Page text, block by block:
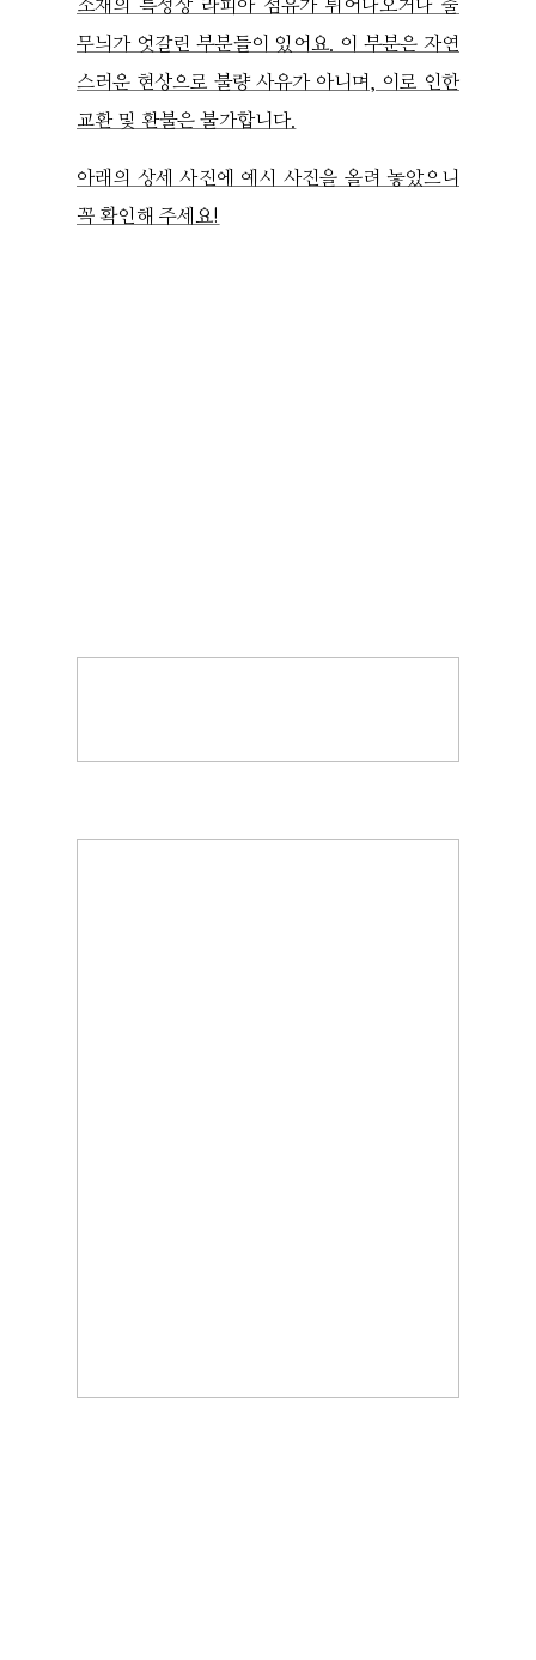
소재의 특성상 라피아 섬유가 튀어나오거나 줄
무늬가 엇갈린 부분들이 있어요. 이 부분은 자연
스러운 현상으로 불량 사유가 아니며, 이로 인한
교환 및 환불은 불가합니다.
아래의 상세 사진에 예시 사진을 올려 놓았으니
꼭 확인해 주세요!